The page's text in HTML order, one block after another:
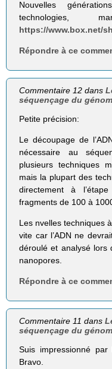
Nouvelles
technologies,
https://www.box.net/
Répondre à ce
Commentaire 12 dans
séquençage du
Petite précision:
Le découpage de
nécessaire au
plusieurs techniques
mais la plupart des
directement à
fragments de 100 à
Les nvelles techniques
vite car l’ADN ne
déroulé et analysé lors
nanopores.
Répondre à ce
Commentaire 11 dans
séquençage du
Suis impressionné
Bravo.